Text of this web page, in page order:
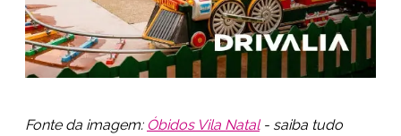
Fonte da imagem: Óbidos Vila Natal- saiba tudo